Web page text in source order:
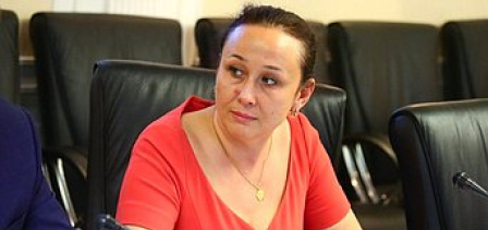
Перейти к основному содержанию